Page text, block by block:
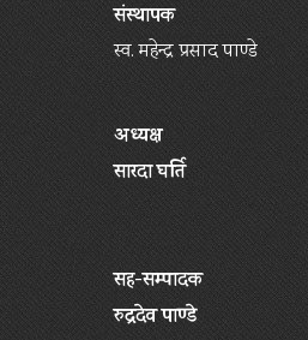
संस्थापक
स्व. महेन्द्र प्रसाद पाण्डे
अध्यक्ष
सारदा घर्ति
सह-सम्पादक
रुद्रदेव पाण्डे